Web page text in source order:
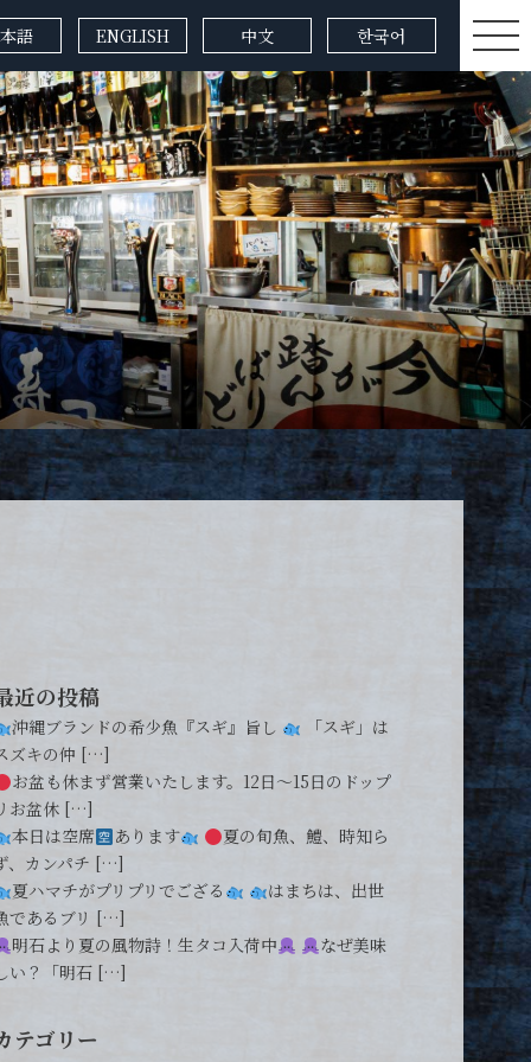
語 ENGLISH 中文 한국어
近の投稿
沖縄ブランドの希少魚『スギ』旨し
「スギ」は
ズキの仲 […]
お盆も休まず営業いたします。12日〜15日のドップ
お盆休 […]
本日は空席
あります
夏の旬魚、鱧、時知ら
、カンパチ […]
夏ハマチがプリプリでござる
はまちは、出世
であるブリ […]
明石より夏の風物詩！生タコ入荷中
なぜ美味
い？「明石 […]
テゴリー